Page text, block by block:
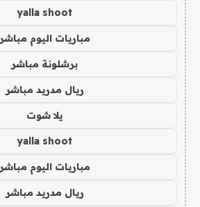
yalla shoot
مباريات اليوم مباشر
برشلونة مباشر
ريال مدريد مباشر
يلا شوت
yalla shoot
مباريات اليوم مباشر
ريال مدريد مباشر